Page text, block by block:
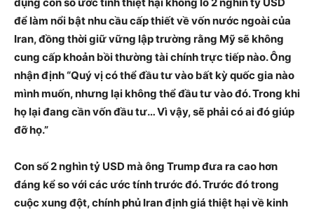
để làm nổi bật nhu cầu cấp thiết về vốn nước ngoài của
Iran, đồng thời giữ vững lập trường rằng Mỹ sẽ không
cung cấp khoản bồi thường tài chính trực tiếp nào. Ông
nhận định “Quý vị có thể đầu tư vào bất kỳ quốc gia nào
mình muốn, nhưng lại không thể đầu tư vào đó. Trong khi
họ lại đang cần vốn đầu tư… Vì vậy, sẽ phải có ai đó giúp
đỡ họ.”
Con số 2 nghìn tỷ USD mà ông Trump đưa ra cao hơn
đáng kể so với các ước tính trước đó. Trước đó trong
cuộc xung đột, chính phủ Iran định giá thiệt hại về kinh